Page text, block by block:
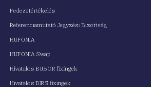
Fedezetértékelés
Referenciamutató Jegyzési Bizottság
HUFONIA
HUFONIA Swap
Hivatalos BUBOR fixingek
Hivatalos BIRS fixingek